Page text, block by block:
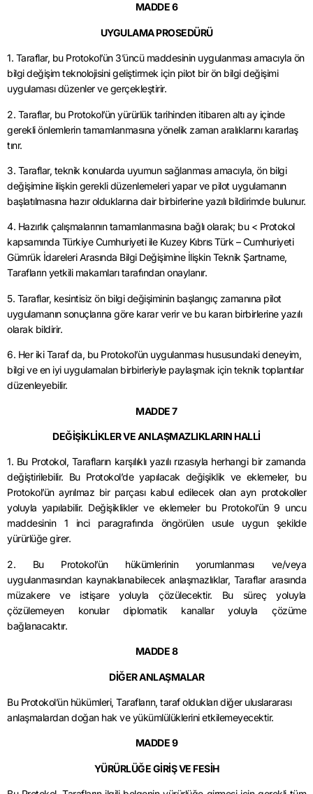
MADDE 6
UYGULAMA PROSEDÜRÜ
1. Taraflar, bu Protokol’ün 3’üncü maddesinin uygulanması amacıyla ön
bilgi değişim teknolojisini geliştirmek için pilot bir ön bilgi değişimi
uygulaması düzenler ve gerçekleştirir.
2. Taraflar, bu Protokol’ün yürürlük tarihinden itibaren altı ay içinde
gerekli önlemlerin tamamlanmasına yönelik zaman aralıklarını kararlaş
tınr.
3. Taraflar, teknik konularda uyumun sağlanması amacıyla, ön bilgi
değişimine ilişkin gerekli düzenlemeleri yapar ve pilot uygulamanın
başlatılmasına hazır olduklarına dair birbirlerine yazılı bildirimde bulunur.
4. Hazırlık çalışmalarının tamamlanmasına bağlı olarak; bu < Protokol
kapsamında Türkiye Cumhuriyeti ile Kuzey Kıbrıs Türk – Cumhuriyeti
Gümrük İdareleri Arasında Bilgi Değişimine İlişkin Teknik Şartname,
Tarafların yetkili makamları tarafından onaylanır.
5. Taraflar, kesintisiz ön bilgi değişiminin başlangıç zamanına pilot
uygulamanın sonuçlarına göre karar verir ve bu karan birbirlerine yazılı
olarak bildirir.
6. Her iki Taraf da, bu Protokol’ün uygulanması hususundaki deneyim,
bilgi ve en iyi uygulamalan birbirleriyle paylaşmak için teknik toplantılar
düzenleyebilir.
MADDE 7
DEĞİŞİKLİKLER VE ANLAŞMAZLIKLARIN HALLİ
1. Bu Protokol, Tarafların karşılıklı yazılı rızasıyla herhangi bir zamanda
değiştirilebilir. Bu Protokol’de yapılacak değişiklik ve eklemeler, bu
Protokol’ün ayrılmaz bir parçası kabul edilecek olan ayn protokoller
yoluyla yapılabilir. Değişiklikler ve eklemeler bu Protokol’ün 9 uncu
maddesinin 1 inci paragrafında öngörülen usule uygun şekilde
yürürlüğe girer.
2. Bu Protokol’ün hükümlerinin yorumlanması ve/veya
uygulanmasından kaynaklanabilecek anlaşmazlıklar, Taraflar arasında
müzakere ve istişare yoluyla çözülecektir. Bu süreç yoluyla
çözülemeyen konular diplomatik kanallar yoluyla çözüme
bağlanacaktır.
MADDE 8
DİĞER ANLAŞMALAR
Bu Protokol’ün hükümleri, Tarafların, taraf oldukları diğer uluslararası
anlaşmalardan doğan hak ve yükümlülüklerini etkilemeyecektir.
MADDE 9
YÜRÜRLÜĞE GİRİŞ VE FESİH